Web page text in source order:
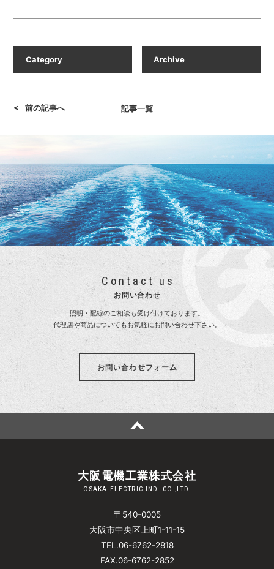
< 前の記事へ 記事一覧
Contact us
お問い合わせ
照明・配線のご相談も受け付けております。
代理店や商品についてもお気軽にお問い合わせ下さい。
お問い合わせフォーム
大阪電機工業株式会社
OSAKA ELECTRIC IND. CO.,LTD.
〒540-0005
大阪市中央区上町1-11-15
TEL.06-6762-2818
FAX.06-6762-2852